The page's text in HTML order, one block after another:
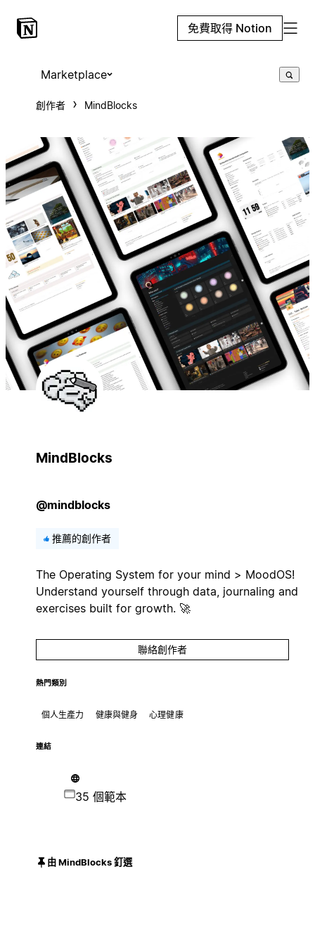
免費取得 Notion
Marketplace
創作者 MindBlocks
MindBlocks
@mindblocks
推薦的創作者
The Operating System for your mind > MoodOS!
Understand yourself through data, journaling and
exercises built for growth. 🚀
聯絡創作者
熱門類別
個人生產力 健康與健身 心理健康
連結
35 個範本
由 MindBlocks 釘選